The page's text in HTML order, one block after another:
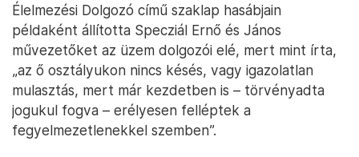
Élelmezési Dolgozó című szaklap hasábjain
példaként állította Specziál Ernő és János
művezetőket az üzem dolgozói elé, mert mint írta,
„az ő osztályukon nincs késés, vagy igazolatlan
mulasztás, mert már kezdetben is – törvényadta
jogukul fogva – erélyesen felléptek a
fegyelmezetlenekkel szemben”.